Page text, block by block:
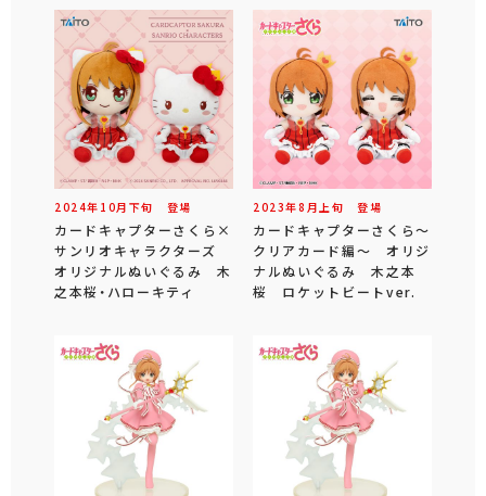
2024年 10月 下旬 登場
カードキャプターさくら×
サンリオキャラクターズ
オリジナルぬいぐるみ 木
之本桜・ハローキティ
2023年8 月 上旬 登場
カードキャプターさくら～
クリアカード編～ オリジ
ナルぬいぐるみ 木之本
桜 ロケットビートver.